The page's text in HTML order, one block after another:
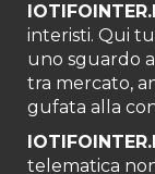
interisti. Qui
uno sguardo
tra mercato,
gufata alla
telematica